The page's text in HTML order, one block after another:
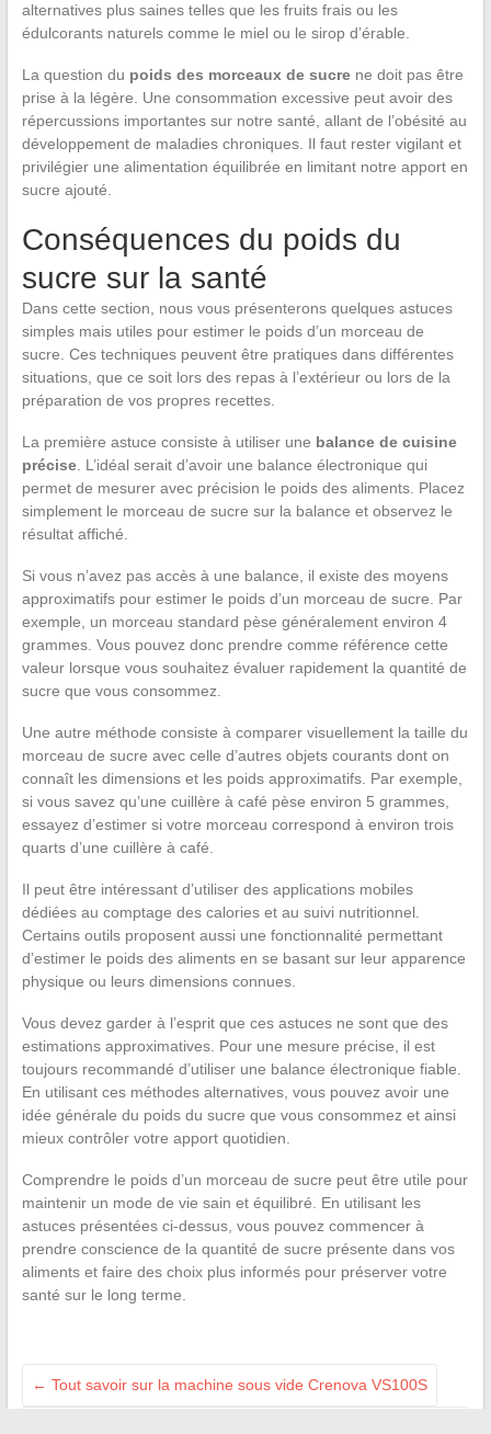
alternatives plus saines telles que les fruits frais ou les
édulcorants naturels comme le miel ou le sirop d’érable.
La question du poids des morceaux de sucrene doit pas être
prise à la légère. Une consommation excessive peut avoir des
répercussions importantes sur notre santé, allant de l’obésité au
développement de maladies chroniques. Il faut rester vigilant et
privilégier une alimentation équilibrée en limitant notre apport en
sucre ajouté.
Conséquences du poids du
sucre sur la santé
Dans cette section, nous vous présenterons quelques astuces
simples mais utiles pour estimer le poids d’un morceau de
sucre. Ces techniques peuvent être pratiques dans différentes
situations, que ce soit lors des repas à l’extérieur ou lors de la
préparation de vos propres recettes.
La première astuce consiste à utiliser une balance de cuisine
précise. L’idéal serait d’avoir une balance électronique qui
permet de mesurer avec précision le poids des aliments. Placez
simplement le morceau de sucre sur la balance et observez le
résultat affiché.
Si vous n’avez pas accès à une balance, il existe des moyens
approximatifs pour estimer le poids d’un morceau de sucre. Par
exemple, un morceau standard pèse généralement environ 4
grammes. Vous pouvez donc prendre comme référence cette
valeur lorsque vous souhaitez évaluer rapidement la quantité de
sucre que vous consommez.
Une autre méthode consiste à comparer visuellement la taille du
morceau de sucre avec celle d’autres objets courants dont on
connaît les dimensions et les poids approximatifs. Par exemple,
si vous savez qu’une cuillère à café pèse environ 5 grammes,
essayez d’estimer si votre morceau correspond à environ trois
quarts d’une cuillère à café.
Il peut être intéressant d’utiliser des applications mobiles
dédiées au comptage des calories et au suivi nutritionnel.
Certains outils proposent aussi une fonctionnalité permettant
d’estimer le poids des aliments en se basant sur leur apparence
physique ou leurs dimensions connues.
Vous devez garder à l’esprit que ces astuces ne sont que des
estimations approximatives. Pour une mesure précise, il est
toujours recommandé d’utiliser une balance électronique fiable.
En utilisant ces méthodes alternatives, vous pouvez avoir une
idée générale du poids du sucre que vous consommez et ainsi
mieux contrôler votre apport quotidien.
Comprendre le poids d’un morceau de sucre peut être utile pour
maintenir un mode de vie sain et équilibré. En utilisant les
astuces présentées ci-dessus, vous pouvez commencer à
prendre conscience de la quantité de sucre présente dans vos
aliments et faire des choix plus informés pour préserver votre
santé sur le long terme.
← Tout savoir sur la machine sous vide Crenova VS100S